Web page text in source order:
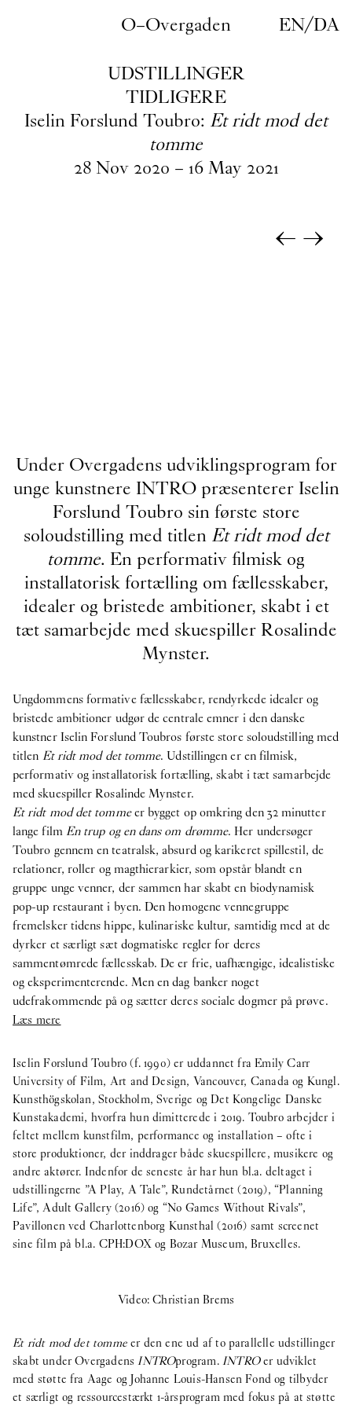
O–Overgaden EN/DA
UDSTILLINGER
TIDLIGERE
Iselin Forslund Toubro: Et ridt mod det
tomme
28 Nov 2020 – 16 May 2021
←→
Under Overgadens udviklingsprogram for
unge kunstnere INTRO præsenterer Iselin
Forslund Toubro sin første store
soloudstilling med titlen Et ridt mod det
tomme. En performativ filmisk og
installatorisk fortælling om fællesskaber,
idealer og bristede ambitioner, skabt i et
tæt samarbejde med skuespiller Rosalinde
Mynster.
Ungdommens formative fællesskaber, rendyrkede idealer og
bristede ambitioner udgør de centrale emner i den danske
kunstner Iselin Forslund Toubros første store soloudstilling med
titlen Et ridt mod det tomme. Udstillingen er en filmisk,
performativ og installatorisk fortælling, skabt i tæt samarbejde
med skuespiller Rosalinde Mynster.
Et ridt mod det tommeer bygget op omkring den 32 minutter
lange filmEn trup og en dans om drømme. Her undersøger
Toubro gennem en teatralsk, absurd og karikeret spillestil, de
relationer, roller og magthierarkier, som opstår blandt en
gruppe unge venner, der sammen har skabt en biodynamisk
pop-up restaurant i byen. Den homogene vennegruppe
fremelsker tidens hippe, kulinariske kultur, samtidig med at de
dyrker et særligt sæt dogmatiske regler for deres
sammentømrede fællesskab. De er frie, uafhængige, idealistiske
og eksperimenterende. Men en dag banker noget
udefrakommende på og sætter deres sociale dogmer på prøve.
Læs mere
Iselin Forslund Toubro (f. 1990) er uddannet fra Emily Carr
University of Film, Art and Design, Vancouver, Canada og Kungl.
Kunsthögskolan, Stockholm, Sverige og Det Kongelige Danske
Kunstakademi, hvorfra hun dimitterede i 2019. Toubro arbejder i
feltet mellem kunstfilm, performance og installation – ofte i
store produktioner, der inddrager både skuespillere, musikere og
andre aktører. Indenfor de seneste år har hun bl.a. deltaget i
udstillingerne ”A Play, A Tale”, Rundetårnet (2019), “Planning
Life”, Adult Gallery (2016) og “No Games Without Rivals”,
Pavillonen ved Charlottenborg Kunsthal (2016) samt screenet
sine film på bl.a. CPH:DOX og Bozar Museum, Bruxelles.
Video: Christian Brems
Et ridt mod det tommeer den ene ud af to parallelle udstillinger
skabt under OvergadensINTROprogram. INTROer udviklet
med støtte fra Aage og Johanne Louis-Hansen Fond og tilbyder
et særligt og ressourcestærkt 1-årsprogram med fokus på at støtte